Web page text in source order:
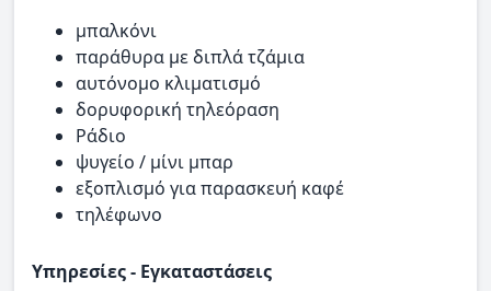
μπαλκόνι
παράθυρα με διπλά τζάμια
αυτόνομο κλιματισμό
δορυφορική τηλεόραση
Ράδιο
ψυγείο / μίνι μπαρ
εξοπλισμό για παρασκευή καφέ
τηλέφωνο
Υπηρεσίες - Εγκαταστάσεις